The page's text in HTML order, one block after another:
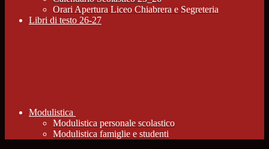
Orari Apertura Liceo Chiabrera e Segreteria
Libri di testo 26-27
Modulistica
Modulistica personale scolastico
Modulistica famiglie e studenti